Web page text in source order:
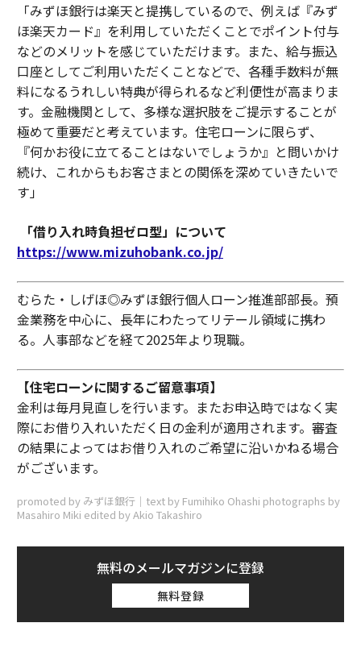
「みずほ銀行は楽天と提携しているので、例えば『みず
ほ楽天カード』を利用していただくことでポイント付与
などのメリットを感じていただけます。また、給与振込
口座としてご利用いただくことなどで、各種手数料が無
料になるうれしい特典が得られるなど利便性が高まりま
す。金融機関として、多様な選択肢をご提示することが
極めて重要だと考えています。住宅ローンに限らず、
『何かお役に立てることはないでしょうか』と問いかけ
続け、これからもお客さまとの関係を深めていきたいで
す」
「借り入れ時負担ゼロ型」について
https://www.mizuhobank.co.jp/
むらた・しげほ◎みずほ銀行個人ローン推進部部長。預
金業務を中心に、長年にわたってリテール領域に携わ
る。人事部などを経て2025年より現職。
【住宅ローンに関するご留意事項】
金利は毎月見直しを行います。またお申込時ではなく実
際にお借り入れいただく日の金利が適用されます。審査
の結果によってはお借り入れのご希望に沿いかねる場合
がございます。
promoted by みずほ銀行｜text by Fumihiko Ohashi photographs by
Masahiro Miki edited by Akio Takashiro
無料のメールマガジンに登録
無料登録